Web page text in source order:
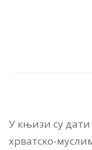
У књизи су
хрватско-